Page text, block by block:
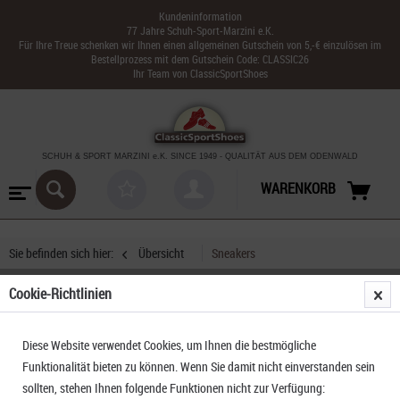
Kundeninformation
77 Jahre Schuh-Sport-Marzini e.K.
Für Ihre Treue schenken wir Ihnen einen allgemeinen Gutschein von 5,-€ einzulösen im
Bestellprozess mit dem Gutschein Code: CLASSIC26
Ihr Team von ClassicSportShoes
SCHUH & SPORT MARZINI e.K. SINCE 1949 - QUALITÄT AUS DEM ODENWALD
WARENKORB
Sie befinden sich hier: Übersicht Sneakers
Cookie-Richtlinien
Diese Website verwendet Cookies, um Ihnen die bestmögliche
Funktionalität bieten zu können. Wenn Sie damit nicht einverstanden sein
sollten, stehen Ihnen folgende Funktionen nicht zur Verfügung: